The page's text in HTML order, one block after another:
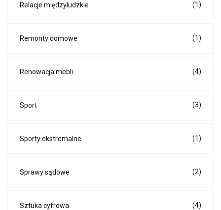
Relacje międzyludzkie (1)
Remonty domowe (1)
Renowacja mebli (4)
Sport (3)
Sporty ekstremalne (1)
Sprawy sądowe (2)
Sztuka cyfrowa (4)